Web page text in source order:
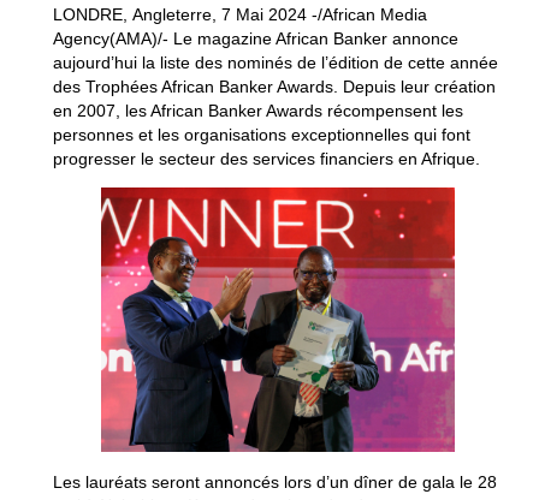
LONDRE, Angleterre, 7 Mai 2024 -/African Media
Agency(AMA)/- Le magazine African Banker annonce
aujourd’hui la liste des nominés de l’édition de cette année
des Trophées African Banker Awards. Depuis leur création
en 2007, les African Banker Awards récompensent les
personnes et les organisations exceptionnelles qui font
progresser le secteur des services financiers en Afrique.
Les lauréats seront annoncés lors d’un dîner de gala le 28